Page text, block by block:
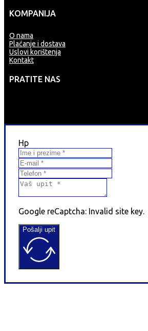
KOMPANIJA
O nama
Plaćanje i dostava
Uslovi korištenja
Kontakt
PRATITE NAS
Hp
Google reCaptcha: Invalid site key.
Pošalji upit